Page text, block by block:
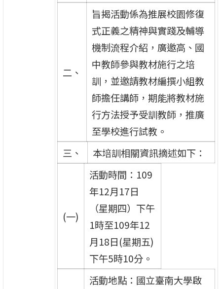
二、
旨揭活動係為推展校園修復
式正義之精神與實踐及輔導
機制流程介紹，廣邀高、國
中教師參與教材施行之培
訓，並邀請教材編撰小組教
師擔任講師，期能將教材施
行方法授予受訓教師，推廣
至學校進行試教。
三、
本培訓相關資訊摘述如下：
(一)
活動時間：109
年12月17日
（星期四）下午
1時至109年12
月18日(星期五)
下午5時10分。
活動地點：國立臺南大學啟